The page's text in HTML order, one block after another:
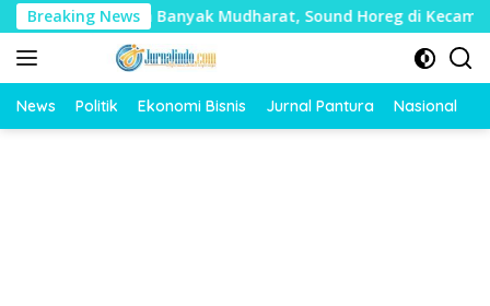
Langsung
ke
konten
Breaking News
Timbulkan Banyak Mudharat, Sound Horeg di Kecamatan
News Politik Ekonomi Bisnis Jurnal Pantura Nasional